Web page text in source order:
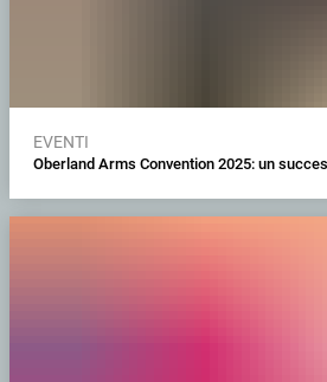
EVENTI
Oberland Arms Convention 2025: un